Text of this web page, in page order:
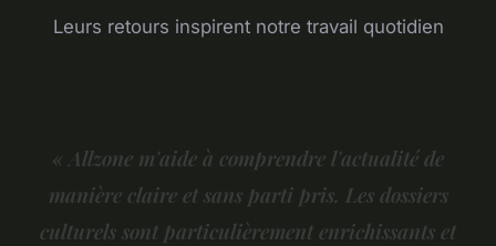
Leurs retours inspirent notre travail quotidien
« Allzone m'aide à comprendre l'actualité de
manière claire et sans parti pris. Les dossiers
culturels sont particulièrement enrichissants et